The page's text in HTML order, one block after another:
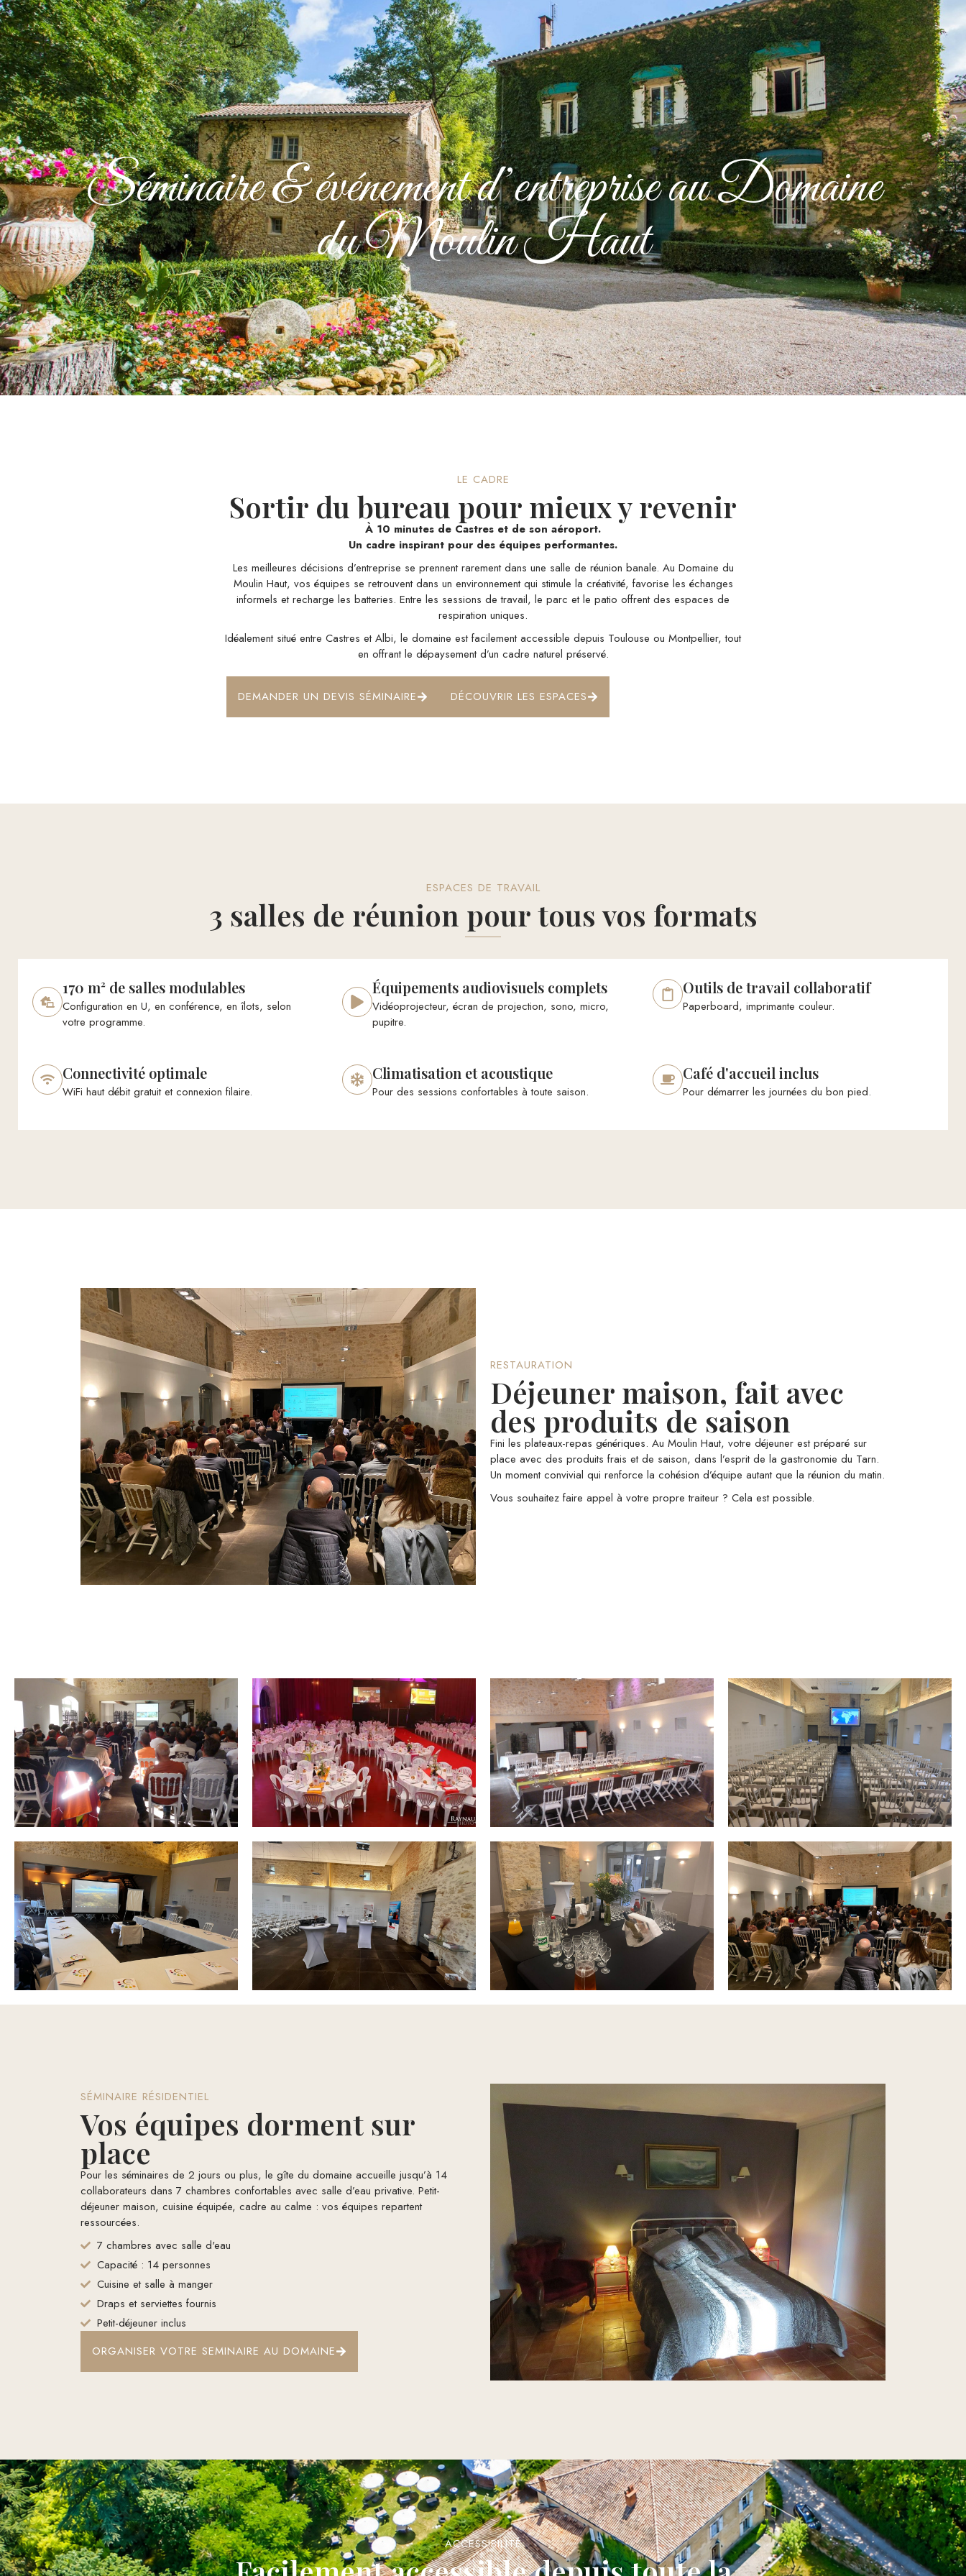
ACCUEIL LE DOMAINE MARIAGE SÉMINAIRE GALERIE PHOTOS CONTACT VÉRIFIER MA DATE
Séminaire & événement d’entreprise au Domaine
du Moulin Haut
LE CADRE
Sortir du bureau pour mieux y revenir
À 10 minutes de Castres et de son aéroport.
Un cadre inspirant pour des équipes performantes.
Les meilleures décisions d’entreprise se prennent rarement dans une salle de réunion banale. Au Domaine du
Moulin Haut, vos équipes se retrouvent dans un environnement qui stimule la créativité, favorise les échanges
informels et recharge les batteries. Entre les sessions de travail, le parc et le patio offrent des espaces de
respiration uniques.
Idéalement situé entre Castres et Albi, le domaine est facilement accessible depuis Toulouse ou Montpellier, tout
en offrant le dépaysement d’un cadre naturel préservé.
DEMANDER UN DEVIS SÉMINAIRE DÉCOUVRIR LES ESPACES
ESPACES DE TRAVAIL
3 salles de réunion pour tous vos formats
170 m² de salles modulables
Configuration en U, en conférence, en îlots, selon
votre programme.
Équipements audiovisuels complets
Vidéoprojecteur, écran de projection, sono, micro,
pupitre.
Outils de travail collaboratif
Paperboard, imprimante couleur.
Connectivité optimale
WiFi haut débit gratuit et connexion filaire.
Climatisation et acoustique
Pour des sessions confortables à toute saison.
Café d'accueil inclus
Pour démarrer les journées du bon pied.
RESTAURATION
Déjeuner maison, fait avec
des produits de saison
Fini les plateaux-repas génériques. Au Moulin Haut, votre déjeuner est préparé sur
place avec des produits frais et de saison, dans l’esprit de la gastronomie du Tarn.
Un moment convivial qui renforce la cohésion d’équipe autant que la réunion du matin.
Vous souhaitez faire appel à votre propre traiteur ? Cela est possible.
SÉMINAIRE RÉSIDENTIEL
Vos équipes dorment sur
place
Pour les séminaires de 2 jours ou plus, le gîte du domaine accueille jusqu’à 14
collaborateurs dans 7 chambres confortables avec salle d’eau privative. Petit-
déjeuner maison, cuisine équipée, cadre au calme : vos équipes repartent
ressourcées.
7 chambres avec salle d'eau
Capacité : 14 personnes
Cuisine et salle à manger
Draps et serviettes fournis
Petit-déjeuner inclus
ORGANISER VOTRE SEMINAIRE AU DOMAINE
ACCESSIBILITÉ